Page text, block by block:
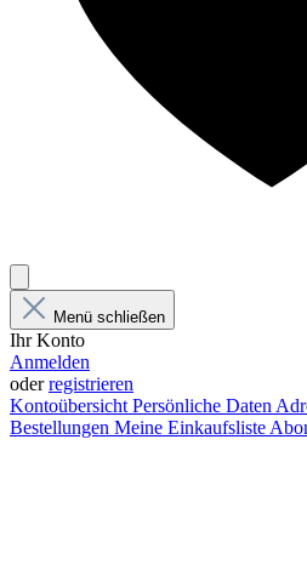
Menü schließen
Ihr Konto
Anmelden
oderregistrieren
Kontoübersicht Persönliche Daten
Bestellungen Meine Einkaufsliste